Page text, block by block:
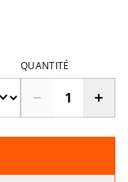
QUANTITÉ